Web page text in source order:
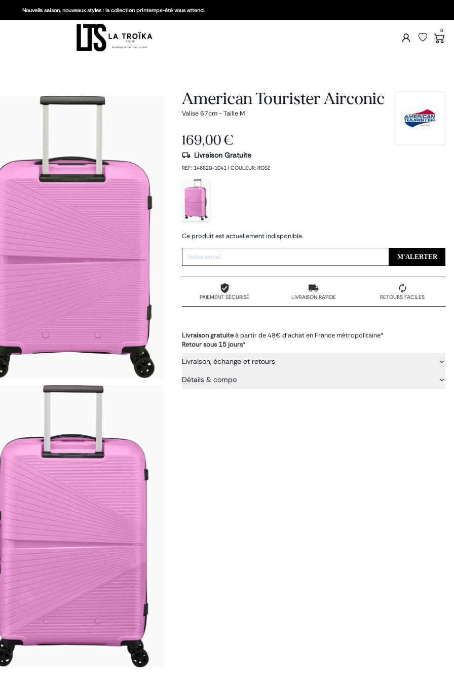
Nouvelle saison, nouveaux styles : la collection printemps-été vous attend.
0
American Tourister Airconic
Valise 67cm - Taille M
169,00 €
Livraison Gratuite
REF: 146820-1041| COULEUR: ROSE
Ce produit est actuellement indisponible.
M'ALERTER
PAIEMENT SÉCURISÉ LIVRAISON RAPIDE RETOURS FACILES
Livraison gratuiteà partir de 49€ d'achat en France métropolitaine*
Retour sous 15 jours*
Livraison, échange et retours
Détails & compo